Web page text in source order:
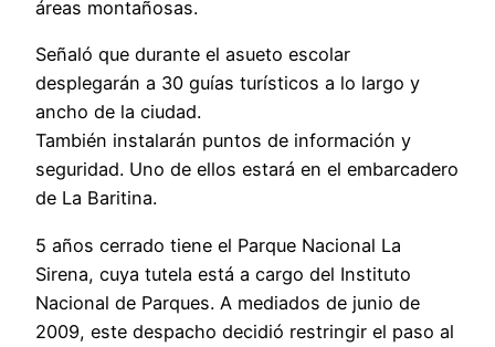
áreas montañosas.
Señaló que durante el asueto escolar
desplegarán a 30 guías turísticos a lo largo y
ancho de la ciudad.
También instalarán puntos de información y
seguridad. Uno de ellos estará en el embarcadero
de La Baritina.
5 años cerrado tiene el Parque Nacional La
Sirena, cuya tutela está a cargo del Instituto
Nacional de Parques. A mediados de junio de
2009, este despacho decidió restringir el paso al